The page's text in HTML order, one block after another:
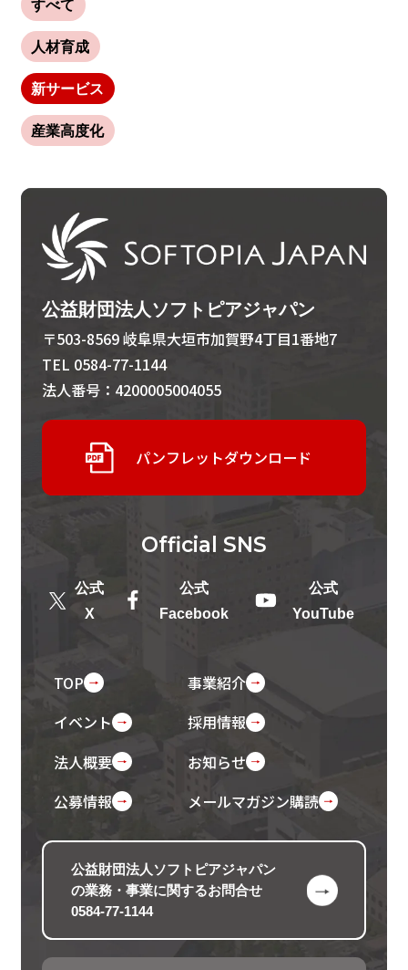
すべて
人材育成
新サービス
産業高度化
公益財団法人ソフトピアジャパン
〒503-8569 岐阜県大垣市加賀野4丁目1番地7
TEL 0584-77-1144
法人番号：4200005004055
パンフレットダウンロード
Official SNS
公式
X
公式
Facebook
公式
YouTube
TOP
事業紹介
イベント
採用情報
法人概要
お知らせ
公募情報
メールマガジン購読
公益財団法人ソフトピアジャパン
の業務・事業に関するお問合せ
0584-77-1144